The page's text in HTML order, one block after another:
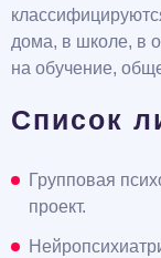
дома, в школе, в
на обучение,
Список
Групповая
проект.